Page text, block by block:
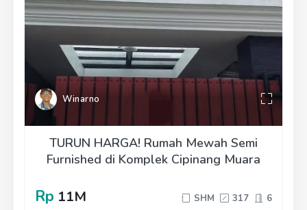
Winarno
TURUN HARGA! Rumah Mewah Semi
Furnished di Komplek Cipinang Muara
Rp 11M SHM 317 6